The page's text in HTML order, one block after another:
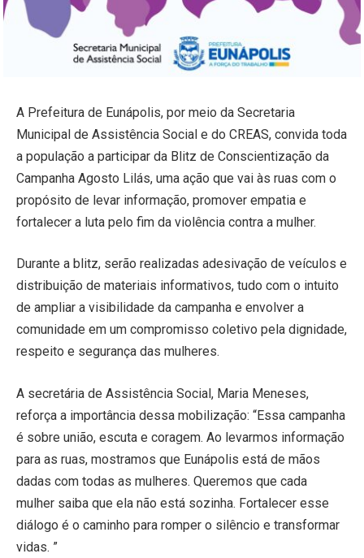
A Prefeitura de Eunápolis, por meio da Secretaria
Municipal de Assistência Social e do CREAS, convida toda
a população a participar da Blitz de Conscientização da
Campanha Agosto Lilás, uma ação que vai às ruas com o
propósito de levar informação, promover empatia e
fortalecer a luta pelo fim da violência contra a mulher.
Durante a blitz, serão realizadas adesivação de veículos e
distribuição de materiais informativos, tudo com o intuito
de ampliar a visibilidade da campanha e envolver a
comunidade em um compromisso coletivo pela dignidade,
respeito e segurança das mulheres.
A secretária de Assistência Social, Maria Meneses,
reforça a importância dessa mobilização: “Essa campanha
é sobre união, escuta e coragem. Ao levarmos informação
para as ruas, mostramos que Eunápolis está de mãos
dadas com todas as mulheres. Queremos que cada
mulher saiba que ela não está sozinha. Fortalecer esse
diálogo é o caminho para romper o silêncio e transformar
vidas. ”